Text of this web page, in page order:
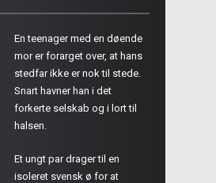
En teenager med en døende
mor er forarget over, at hans
stedfar ikke er nok til stede.
Snart havner han i det
forkerte selskab og i lort til
halsen.
Et ungt par drager til en
isoleret svensk ø for at